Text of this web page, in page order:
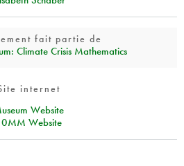
fait partie de
Climate Crisis Mathematics
internet
Website
Website